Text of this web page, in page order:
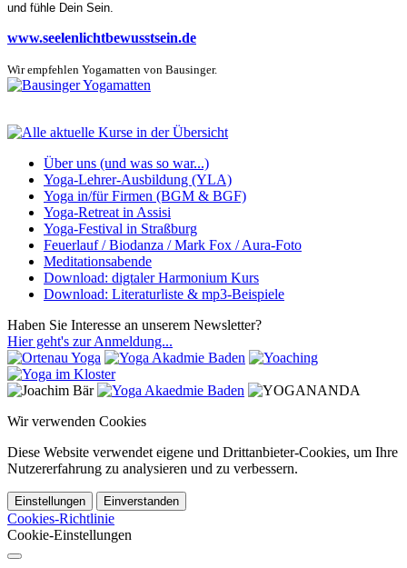
und fühle Dein Sein.
www.seelenlichtbewusstsein.de
Wir empfehlen Yogamatten von Bausinger.
Über uns (und was so war...)
Yoga-Lehrer-Ausbildung (YLA)
Yoga in/für Firmen (BGM & BGF)
Yoga-Retreat in Assisi
Yoga-Festival in Straßburg
Feuerlauf / Biodanza / Mark Fox / Aura-Foto
Meditationsabende
Download: digtaler Harmonium Kurs
Download: Literaturliste & mp3-Beispiele
Haben Sie Interesse an unserem Newsletter?
Hier geht's zur Anmeldung...
Wir verwenden Cookies
Diese Website verwendet eigene und Drittanbieter-Cookies, um Ihre
Nutzererfahrung zu analysieren und zu verbessern.
Einstellungen Einverstanden
Cookies-Richtlinie
Cookie-Einstellungen